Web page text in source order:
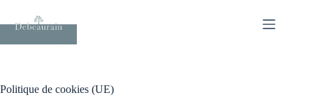
contenu
Politique de cookies (UE)